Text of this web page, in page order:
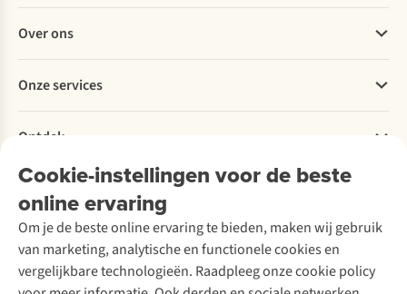
Cookie-instellingen voor de beste
online ervaring
Om je de beste online ervaring te bieden, maken wij gebruik
van marketing, analytische en functionele cookies en
vergelijkbare technologieën. Raadpleeg onze cookie policy
Bestellen
Betalen
Levering
Retourneren
Bestelling herroepen
Garantie
Contact
Over ons
Explore More
Verantwoord ondernemen
Over Ayacucho
Onze winkels
Over A.S.Adventure
Toegankelijkheidsverklaring
Onze services
Ski-onderhoud
Wasservice
Schoenonderhoud
Schoenherstelling
Kledingherstelling
Retouches
Ontdek
A.S.Magazine
Podcast
Explore Academy
Explore Camp
Gear Check
Inspiratie & advies
Meld je aan voor de nieuwsbrief